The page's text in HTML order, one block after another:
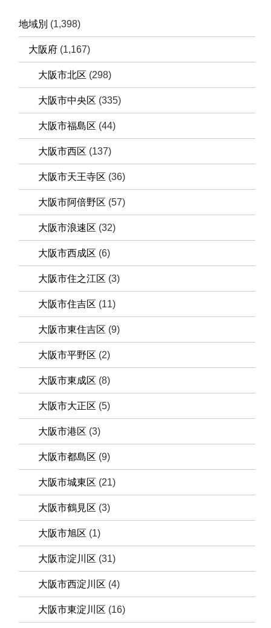
地域別 (1,398)
大阪府 (1,167)
大阪市北区 (298)
大阪市中央区 (335)
大阪市福島区 (44)
大阪市西区 (137)
大阪市天王寺区 (36)
大阪市阿倍野区 (57)
大阪市浪速区 (32)
大阪市西成区 (6)
大阪市住之江区 (3)
大阪市住吉区 (11)
大阪市東住吉区 (9)
大阪市平野区 (2)
大阪市東成区 (8)
大阪市大正区 (5)
大阪市港区 (3)
大阪市都島区 (9)
大阪市城東区 (21)
大阪市鶴見区 (3)
大阪市旭区 (1)
大阪市淀川区 (31)
大阪市西淀川区 (4)
大阪市東淀川区 (16)